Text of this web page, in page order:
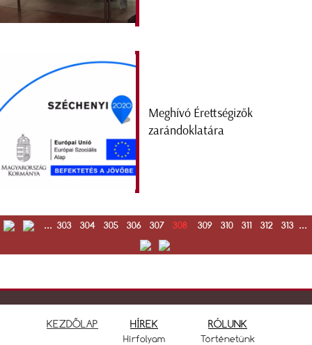
Meghívó Érettségizők
zarándoklatára
... 303 304 305 306 307 308 309 310 311 312 313 ...
KEZDŐLAP HÍREK
Hírfolyam
RÓLUNK
Történetünk